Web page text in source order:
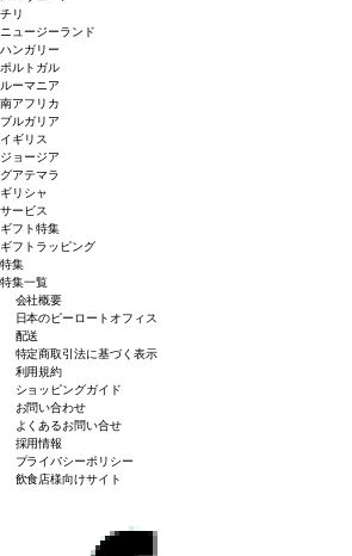
チリ
ニュージーランド
ハンガリー
ポルトガル
ルーマニア
南アフリカ
ブルガリア
イギリス
ジョージア
グアテマラ
ギリシャ
サービス
ギフト特集
ギフトラッピング
特集
特集一覧
会社概要
日本のピーロートオフィス
配送
特定商取引法に基づく表示
利用規約
ショッピングガイド
お問い合わせ
よくあるお問い合せ
採用情報
プライバシーポリシー
飲食店様向けサイト